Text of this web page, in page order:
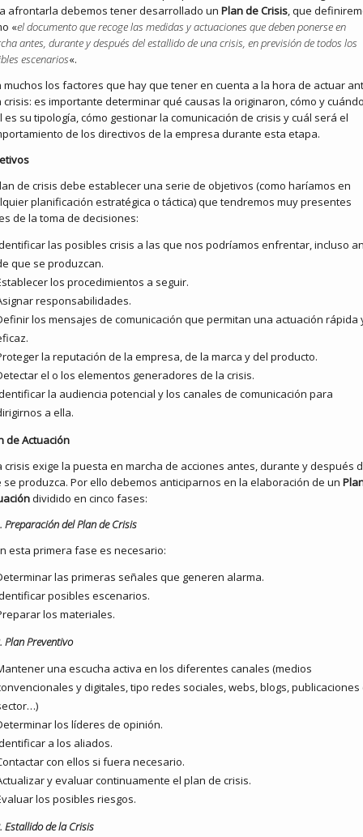
afrontarla debemos tener desarrollado un Plan de Crisis, que
«el documento que recoge las medidas y actuaciones que deben ponerse en
antes, durante y después del estallido de una crisis, en previsión de todos los
escenarios«.
muchos los factores que hay que tener en cuenta a la hora de actuar
crisis: es importante determinar qué causas la originaron, cómo y
es su tipología, cómo gestionar la comunicación de crisis y cuál será el
de los directivos de la empresa durante esta etapa.
de crisis debe establecer una serie de objetivos (como haríamos en
planificación estratégica o táctica) que tendremos muy presentes
de la toma de decisiones:
las posibles crisis a las que nos podríamos enfrentar, incluso
que se produzcan.
los procedimientos a seguir.
responsabilidades.
los mensajes de comunicación que permitan una actuación rápida
la reputación de la empresa, de la marca y del producto.
el o los elementos generadores de la crisis.
la audiencia potencial y los canales de comunicación para
a ella.
de Actuación
crisis exige la puesta en marcha de acciones antes, durante y después
se produzca. Por ello debemos anticiparnos en la elaboración de un
dividido en cinco fases:
Preparación del Plan de Crisis
esta primera fase es necesario:
las primeras señales que generen alarma.
posibles escenarios.
los materiales.
Plan Preventivo
una escucha activa en los diferentes canales (medios
y digitales, tipo redes sociales, webs, blogs, publicaciones
los líderes de opinión.
a los aliados.
con ellos si fuera necesario.
y evaluar continuamente el plan de crisis.
los posibles riesgos.
Estallido de la Crisis